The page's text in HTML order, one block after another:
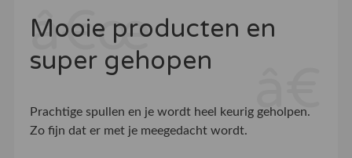
Mooie producten en
super gehopen
Prachtige spullen en je wordt heel keurig geholpen.
Zo fijn dat er met je meegedacht wordt.